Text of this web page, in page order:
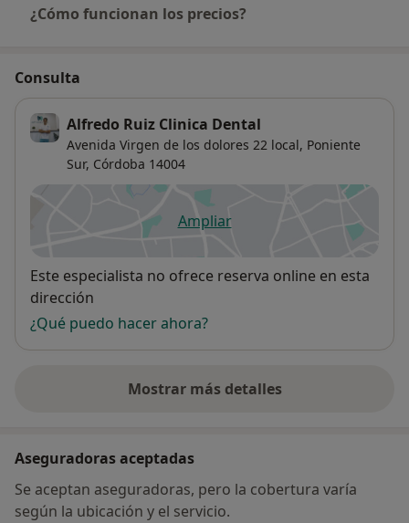
¿Cómo funcionan los precios?
Consulta
Alfredo Ruiz Clinica Dental
Avenida Virgen de los dolores 22 local, Poniente
Sur, Córdoba 14004
Ampliarse abre en una nueva
Disponibilidad
Este especialista no ofrece reserva online en esta
dirección
¿Qué puedo hacer ahora?
Mostrar más detalles
sobre la dirección
Aseguradoras aceptadas
Se aceptan aseguradoras, pero la cobertura varía
según la ubicación y el servicio.